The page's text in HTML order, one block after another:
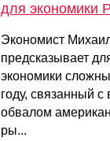
для экономики
Экономист
предсказывает
экономики
году, связанный
обвалом
ры...